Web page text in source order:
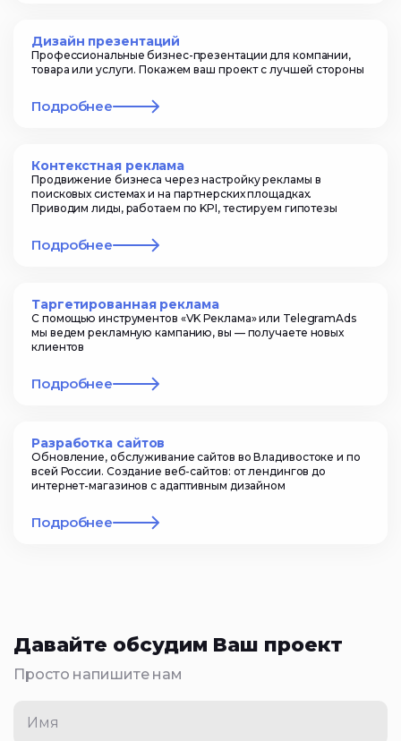
Дизайн презентаций
Профессиональные бизнес-презентации для компании,
товара или услуги. Покажем ваш проект с лучшей стороны
Подробнее
Контекстная реклама
Продвижение бизнеса через настройку рекламы в
поисковых системах и на партнерских площадках.
Приводим лиды, работаем по KPI, тестируем гипотезы
Подробнее
Таргетированная реклама
С помощью инструментов «VK Реклама» или TelegramAds
мы ведем рекламную кампанию, вы — получаете новых
клиентов
Подробнее
Разработка сайтов
Обновление, обслуживание сайтов во Владивостоке и по
всей России. Создание веб-сайтов: от лендингов до
интернет-магазинов с адаптивным дизайном
Подробнее
Давайте обсудим Ваш проект
Просто напишите нам
Имя